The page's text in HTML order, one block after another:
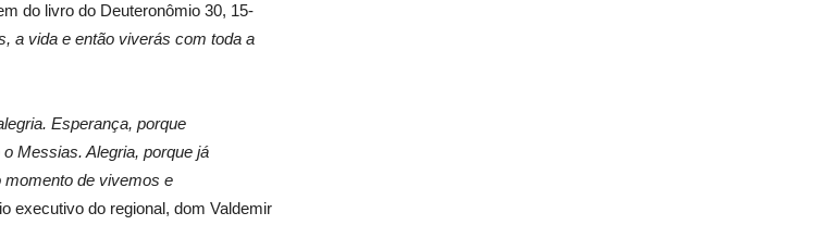
do livro do Deuteronômio 30, 15-
a vida e então viverás com toda a
Esperança, porque
Messias. Alegria, porque já
momento de vivemos e
executivo do regional, dom Valdemir